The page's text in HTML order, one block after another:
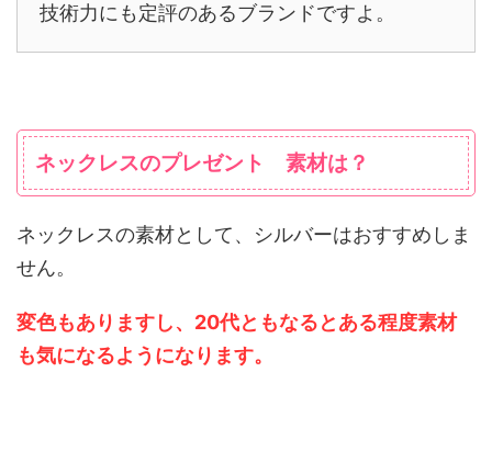
技術力にも定評のあるブランドですよ。
ネックレスのプレゼント 素材は？
ネックレスの素材として、シルバーはおすすめしま
せん。
変色もありますし、20代ともなるとある程度素材
も気になるようになります。